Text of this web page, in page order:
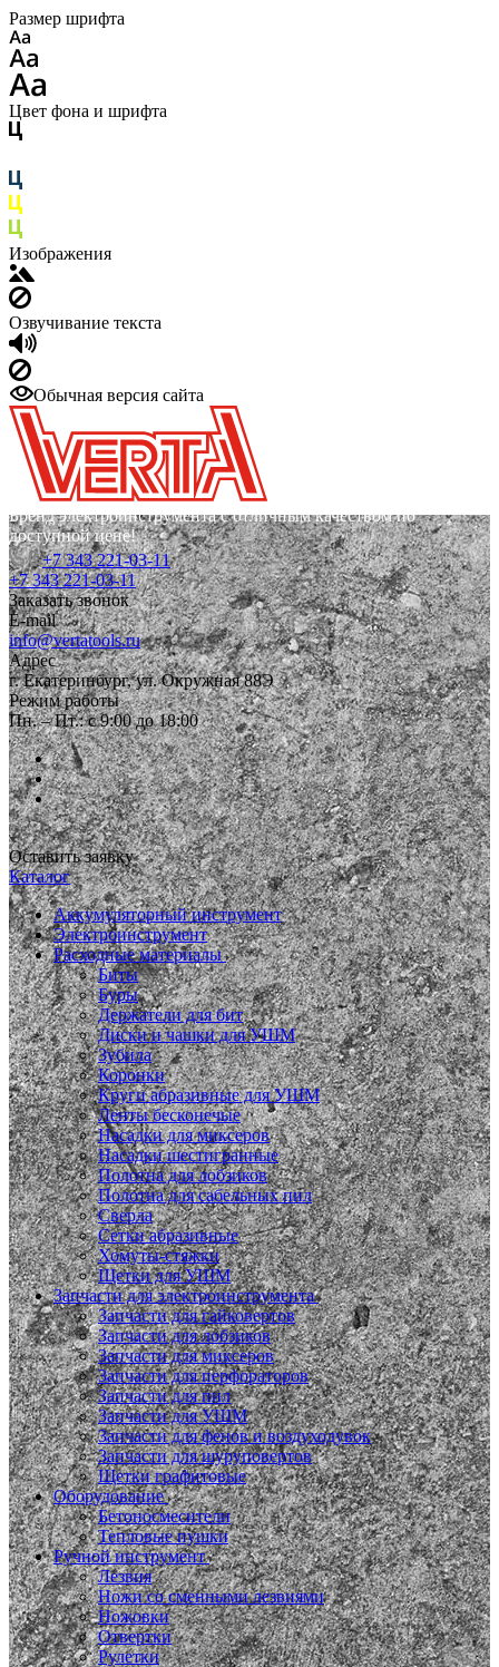
Размер шрифта
Цвет фона и шрифта
Изображения
Озвучивание текста
Обычная версия сайта
Бренд электроинструмента с отличным качеством по
доступной цене!
+7 343 221-03-11
+7 343 221-03-11
Заказать звонок
E-mail
info@vertatools.ru
Адрес
г. Екатеринбург, ул. Окружная 88Э
Режим работы
Пн. – Пт.: с 9:00 до 18:00
Оставить заявку
Каталог
Аккумуляторный инструмент
Электроинструмент
Расходные материалы
Биты
Буры
Держатели для бит
Диски и чашки для УШМ
Зубила
Коронки
Круги абразивные для УШМ
Ленты бесконечые
Насадки для миксеров
Насадки шестигранные
Полотна для лобзиков
Полотна для сабельных пил
Сверла
Сетки абразивные
Хомуты-стяжки
Щетки для УШМ
Запчасти для электроинструмента
Запчасти для гайковертов
Запчасти для лобзиков
Запчасти для миксеров
Запчасти для перфораторов
Запчасти для пил
Запчасти для УШМ
Запчасти для фенов и воздуходувок
Запчасти для шуруповертов
Щетки графитовые
Оборудование
Бетоносмесители
Тепловые пушки
Ручной инструмент
Лезвия
Ножи со сменными лезвиями
Ножовки
Отвертки
Рулетки